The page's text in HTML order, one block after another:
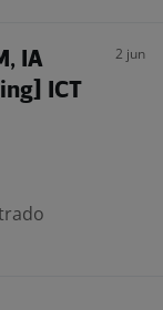
IA
ICT
2 jun